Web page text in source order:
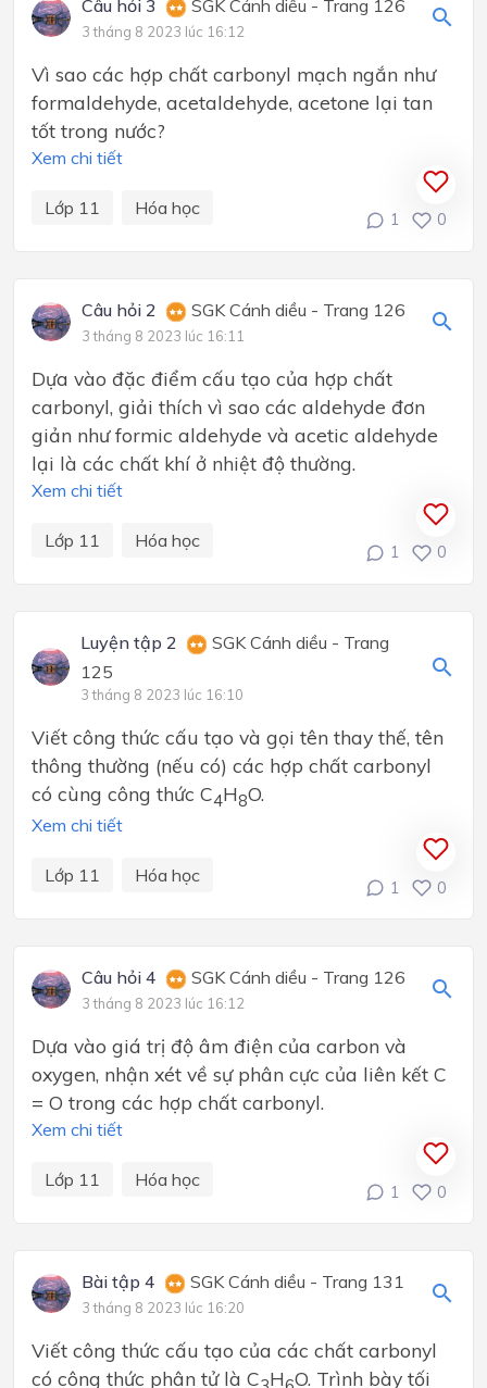
Câu hỏi 3 SGK Cánh diều - Trang 126
3 tháng 8 2023 lúc 16:12
Vì sao các hợp chất carbonyl mạch ngắn như
formaldehyde, acetaldehyde, acetone lại tan
tốt trong nước?
Xem chi tiết
Lớp 11 Hóa học
1 0
Câu hỏi 2 SGK Cánh diều - Trang 126
3 tháng 8 2023 lúc 16:11
Dựa vào đặc điểm cấu tạo của hợp chất
carbonyl, giải thích vì sao các aldehyde đơn
giản như formic aldehyde và acetic aldehyde
lại là các chất khí ở nhiệt độ thường.
Xem chi tiết
Lớp 11 Hóa học
1 0
Luyện tập 2
SGK Cánh diều - Trang
125
3 tháng 8 2023 lúc 16:10
Viết công thức cấu tạo và gọi tên thay thế, tên
thông thường (nếu có) các hợp chất carbonyl
có cùng công thức C4H8O.
Xem chi tiết
Lớp 11 Hóa học
1 0
Câu hỏi 4 SGK Cánh diều - Trang 126
3 tháng 8 2023 lúc 16:12
Dựa vào giá trị độ âm điện của carbon và
oxygen, nhận xét về sự phân cực của liên kết C
= O trong các hợp chất carbonyl.
Xem chi tiết
Lớp 11 Hóa học
1 0
Bài tập 4 SGK Cánh diều - Trang 131
3 tháng 8 2023 lúc 16:20
Viết công thức cấu tạo của các chất carbonyl
có công thức phân tử là C H O. Trình bày tối